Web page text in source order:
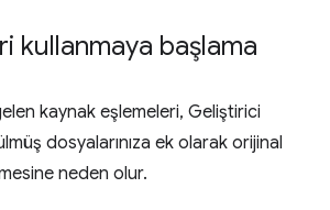
kullanmaya başlama
kaynak eşlemeleri, Geliştirici
dosyalarınıza ek olarak orijinal
neden olur.